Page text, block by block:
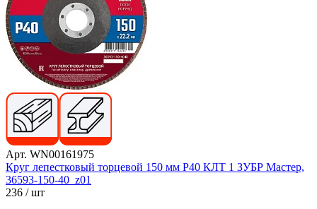
Арт. WN00161975
Круг лепестковый торцевой 150 мм Р40 КЛТ 1 ЗУБР Мастер,
36593-150-40_z01
236 / шт